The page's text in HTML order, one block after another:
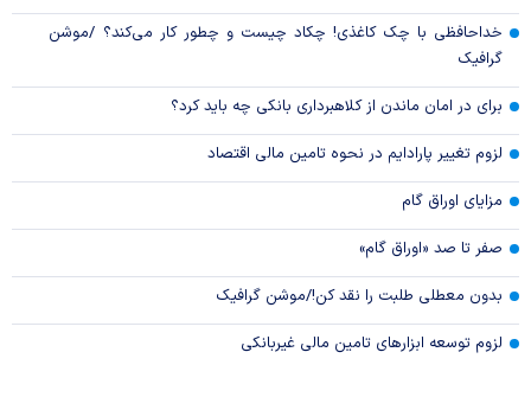
خداحافظی با چک کاغذی! چکاد چیست و چطور کار می‌کند؟ /موشن
گرافیک
برای در امان ماندن از کلاهبرداری بانکی چه باید کرد؟
لزوم تغییر پارادایم در نحوه تامین مالی اقتصاد
مزایای اوراق گام
صفر تا صد «اوراق گام»
بدون معطلی طلبت را نقد کن!/موشن گرافیک
لزوم توسعه ابزارهای تامین مالی غیربانکی